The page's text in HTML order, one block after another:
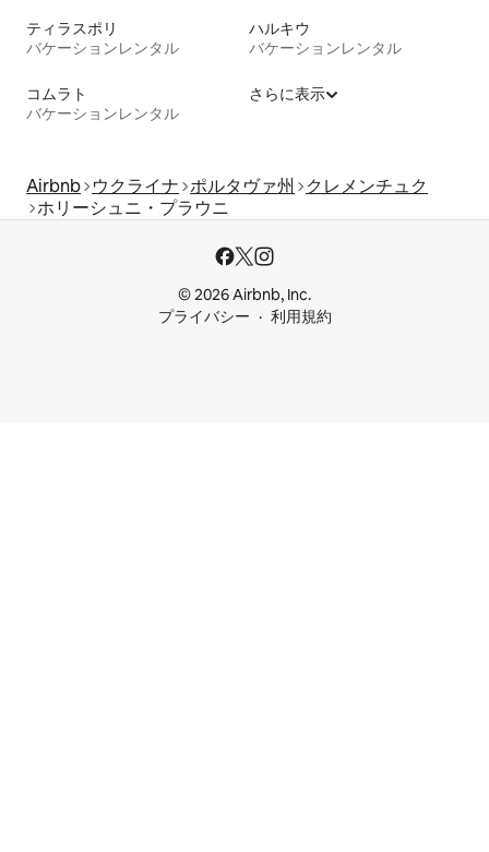
ティラスポリ
バケーションレンタル
ハルキウ
バケーションレンタル
コムラト
バケーションレンタル
さらに表示
Airbnb ウクライナ ポルタヴァ州
クレメンチュク
ホリーシュニ・プラウニ
© 2026 Airbnb, Inc.
プライバシー
利用規約